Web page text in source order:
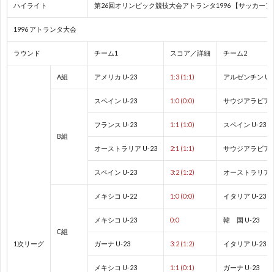
デ
杯
ハイライト 第26回オリンピック競技大会アトランタ1996 【サッカー
1996 アトランタ大会
ラウンド チーム1 スコア／詳細 チーム2
1次リーグ
A組 アメリカ U-23 1:3 (1:1) アルゼンチン U-
B組
スペイン U-23 1:0 (0:0) サウジアラビア
フランス U-23 1:1 (1:0) スペイン U-23
オーストラリア U-23 2:1 (1:1) サウジアラビア
スペイン U-23 3:2 (1:2) オーストラリア
C組
メキシコ U-22 1:0 (0:0) イタリア U-23
メキシコ U-23 0:0 韓 国 U-23
ガーナ U-23 3:2 (1:2) イタリア U-23
メキシコ U-23 1:1 (0:1) ガーナ U-23